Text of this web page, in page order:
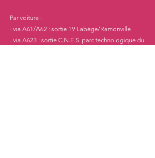
Par voiture :
- via A61/A62 : sortie 19 Labège/Ramonville
- via A623 : sortie C.N.E.S. parc technologique du